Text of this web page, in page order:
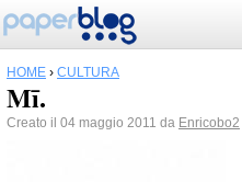
HOME › CULTURA
Mī.
Creato il 04 maggio 2011 da Enricobo2